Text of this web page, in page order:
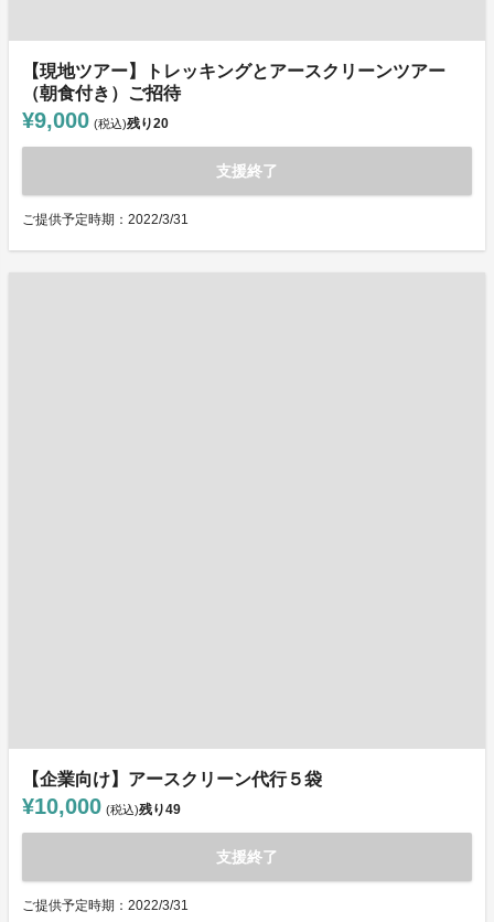
【現地ツアー】トレッキングとアースクリーンツアー
（朝食付き）ご招待
¥9,000 (税込)残り20
支援終了
ご提供予定時期：2022/3/31
【企業向け】アースクリーン代行５袋
¥10,000 (税込)残り49
支援終了
ご提供予定時期：2022/3/31